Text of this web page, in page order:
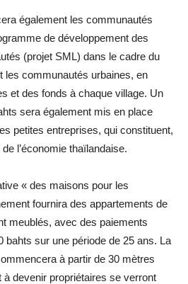
également les communautés
de développement des
(projet SML) dans le cadre du
les communautés urbaines, en
et des fonds à chaque village. Un
sera également mis en place
petites entreprises, qui constituent,
l’économie thaïlandaise.
« des maisons pour les
fournira des appartements de
meublés, avec des paiements
bahts sur une période de 25 ans. La
à partir de 30 mètres
devenir propriétaires se verront